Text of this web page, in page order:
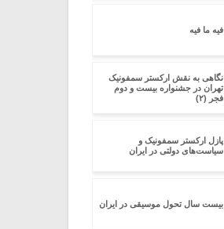
فیه ما فیه
نگاهی به نقش ارکستر سمفونیک
تهران در جشنواره بیست و دوم
فجر (۲)
پازل ارکستر سمفونیک و
سیاست‌های دولتی در ایران
بیست سال تحول موسیقی در ایران